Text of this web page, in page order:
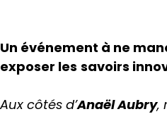
Un événement à ne
exposer les savoirs
Aux côtés d’Anaël Aubry,